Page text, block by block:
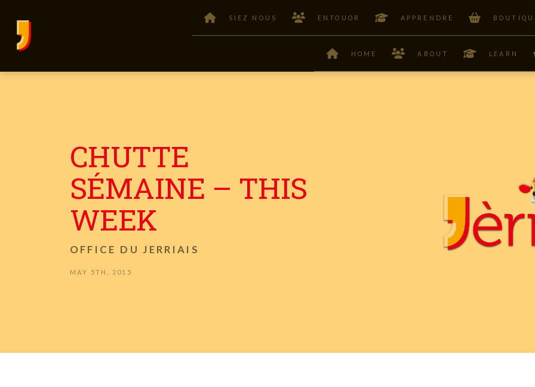
SIEZ NOUS ENTOUOR APPRENDRE
HOME ABOUT LEARN
CHUTTE
SÉMAINE – THIS
WEEK
OFFICE DU JERRIAIS
MAY 5TH, 2015